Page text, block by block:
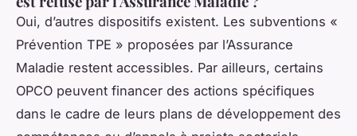
Oui, d’autres dispositifs existent. Les subventions «
Prévention TPE » proposées par l’Assurance
Maladie restent accessibles. Par ailleurs, certains
OPCO peuvent financer des actions spécifiques
dans le cadre de leurs plans de développement des